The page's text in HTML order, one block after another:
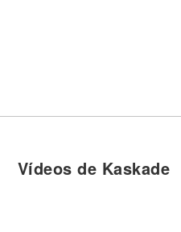
Vídeos de Kaskade